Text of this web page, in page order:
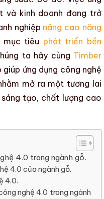
và kinh doanh đang trở
nghiệp nâng cao năng
mục tiêu phát triển bền
ta hãy cùng Timber
ứng dụng công nghệ
mở ra một tương lai
tạo, chất lượng cao
4.0 trong ngành gỗ.
4.0 của ngành gỗ.
4.0.
nghệ 4.0 trong ngành